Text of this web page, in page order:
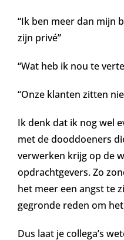
“Ik ben meer dan mijn
zijn privé”
“Wat heb ik nou te
“Onze klanten zitten
Ik denk dat ik nog wel
met de dooddoeners
verwerken krijg op de
opdrachtgevers. Zo
het meer een angst te
gegronde reden om
Dus laat je collega’s